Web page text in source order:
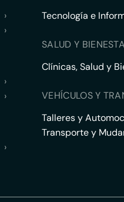
›
›
›
›
›
Tecnología e
SALUD Y
Clínicas, Salud y
VEHÍCULOS Y
Talleres y
Transporte y